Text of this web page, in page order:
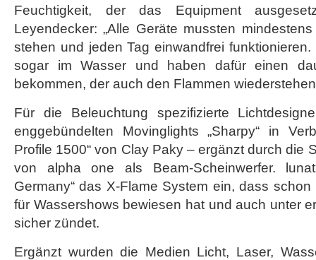
Feuchtigkeit, der das Equipment
Leyendecker: „Alle Geräte mussten
stehen und jeden Tag einwandfrei
sogar im Wasser und haben dafür einen
bekommen, der auch den Flammen
Für die Beleuchtung spezifizierte
enggebündelten Movinglights „Sharpy“ in
Profile 1500“ von Clay Paky – ergänzt durch die
von alpha one als Beam-Scheinwerfer.
Germany“ das X-Flame System ein, dass
für Wassershows bewiesen hat und auch unter
sicher zündet.
Ergänzt wurden die Medien Licht, Laser,